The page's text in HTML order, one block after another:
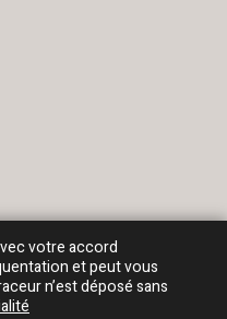
votre accord
et peut vous
n’est déposé sans